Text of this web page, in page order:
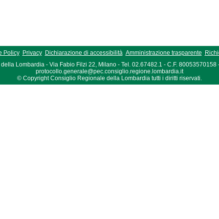
Policy Privacy Dichiarazione di accessibilità Amministrazione trasparente
Lombardia - Via Fabio Filzi 22, Milano - Tel. 02.67482.1 - C.F. 80053570158
protocollo.generale@pec.consiglio.regione.lombardia.it
© Copyright Consiglio Regionale della Lombardia tutti i diritti riservati.